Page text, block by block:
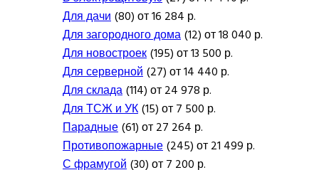
Для дачи(80) от 16 284 р.
Для загородного дома(12) от 18 040 р.
Для новостроек(195) от 13 500 р.
Для серверной(27) от 14 440 р.
Для склада(114) от 24 978 р.
Для ТСЖ и УК(15) от 7 500 р.
Парадные(61) от 27 264 р.
Противопожарные(245) от 21 499 р.
С фрамугой(30) от 7 200 р.